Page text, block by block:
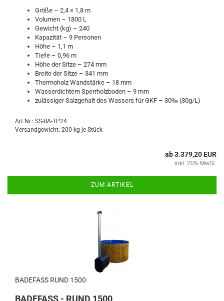
Größe – 2,4 × 1,8 m
Volumen – 1800 L
Gewicht (kg) – 240
Kapazität – 9 Personen
Höhe – 1,1 m
Tiefe – 0,96 m
Höhe der Sitze – 274 mm
Breite der Sitze – 341 mm
Thermoholz Wandstärke – 18 mm
Wasserdichtem Sperrholzboden – 9 mm
zulässiger Salzgehalt des Wassers für GKF – 30‰ (30g/L)
Art.Nr.: SS-BA-TP24
Versandgewicht: 200 kg je Stück
ab 3.379,20 EUR
inkl. 20% MwSt.
ZUM ARTIKEL
BADEFASS RUND 1500
BADEFASS - RUND 1500